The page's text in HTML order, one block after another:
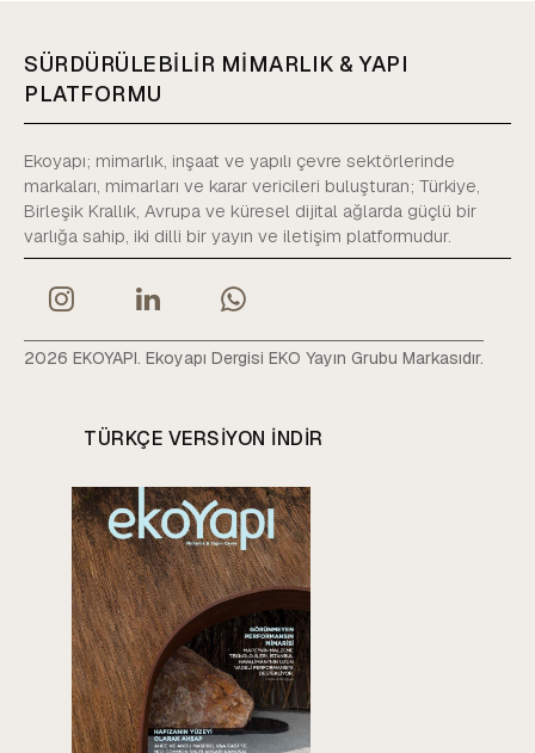
SÜRDÜRÜLEBİLİR MİMARLIK & YAPI
PLATFORMU
Ekoyapı; mimarlık, inşaat ve yapılı çevre sektörlerinde
markaları, mimarları ve karar vericileri buluşturan; Türkiye,
Birleşik Krallık, Avrupa ve küresel dijital ağlarda güçlü bir
varlığa sahip, iki dilli bir yayın ve iletişim platformudur.
2026 EKOYAPI. Ekoyapı Dergisi EKO Yayın Grubu Markasıdır.
TÜRKÇE VERSIYON INDIR